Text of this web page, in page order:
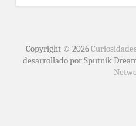
Copyright © 2026
desarrollado por Sputnik